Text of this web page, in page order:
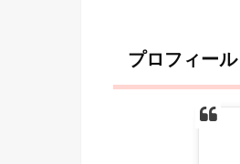
プロフィール